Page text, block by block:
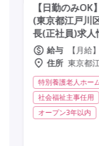
【日勤のみ
(東京都江戸川
長(正社員)求人
給与
【月給
住所 東京都
特別養護老人ホー
社会福祉主事任用
オープン3年以内